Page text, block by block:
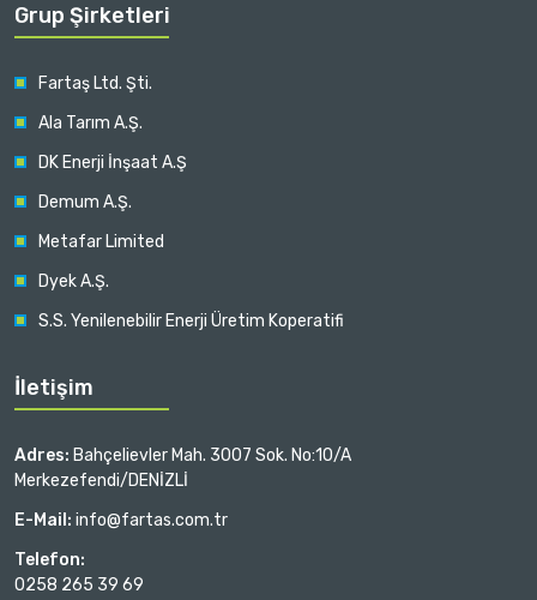
Grup Şirketleri
Fartaş Ltd. Şti.
Ala Tarım A.Ş.
DK Enerji İnşaat A.Ş
Demum A.Ş.
Metafar Limited
Dyek A.Ş.
S.S. Yenilenebilir Enerji Üretim Koperatifi
İletişim
Adres: Bahçelievler Mah. 3007 Sok. No:10/A
Merkezefendi/DENİZLİ
E-Mail: info@fartas.com.tr
Telefon:
0258 265 39 69